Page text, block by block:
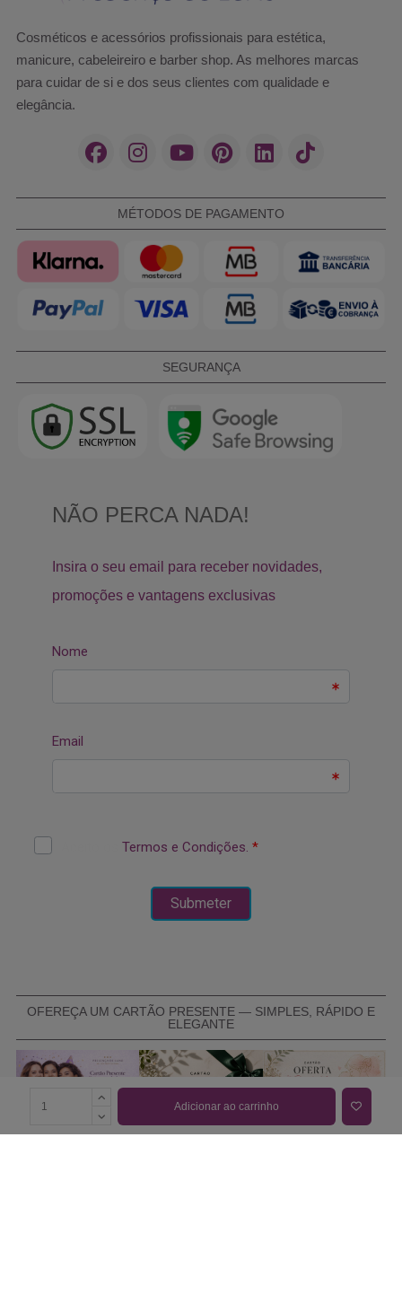
Adicionar ao carrinho
Cosméticos e acessórios profissionais para estética,
manicure, cabeleireiro e barber shop. As melhores marcas
para cuidar de si e dos seus clientes com qualidade e
elegância.
MÉTODOS DE PAGAMENTO
SEGURANÇA
OFEREÇA UM CARTÃO PRESENTE — SIMPLES, RÁPIDO E
ELEGANTE